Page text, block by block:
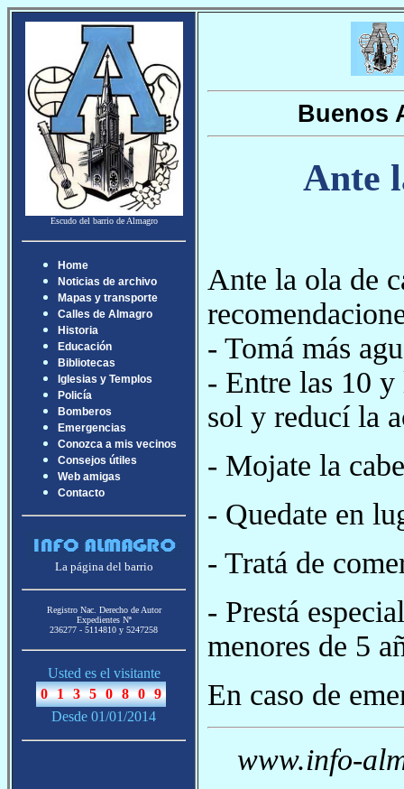
Escudo del barrio de Almagro
Home
Noticias de archivo
Mapas y transporte
Calles de Almagro
Historia
Educación
Bibliotecas
Iglesias y Templos
Policía
Bomberos
Emergencias
Conozca a mis vecinos
Consejos útiles
Web amigas
Contacto
La página del barrio
Registro Nac. Derecho de Autor
Expedientes Nª
236277 - 5114810 y 5247258
Usted es el visitante
Desde 01/01/2014
Buenos
Ante
Ante la ola de
- Tomá más
- Entre las 10 y
sol y reducí la
- Mojate la
- Quedate en
- Tratá de
- Prestá
menores de 5
En caso de
www.info-